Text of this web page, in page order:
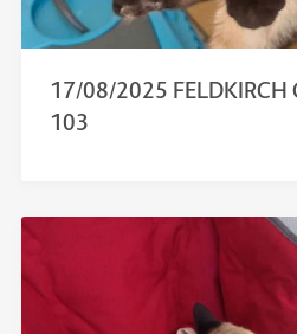
17/08/2025 FELDKIRCH
103